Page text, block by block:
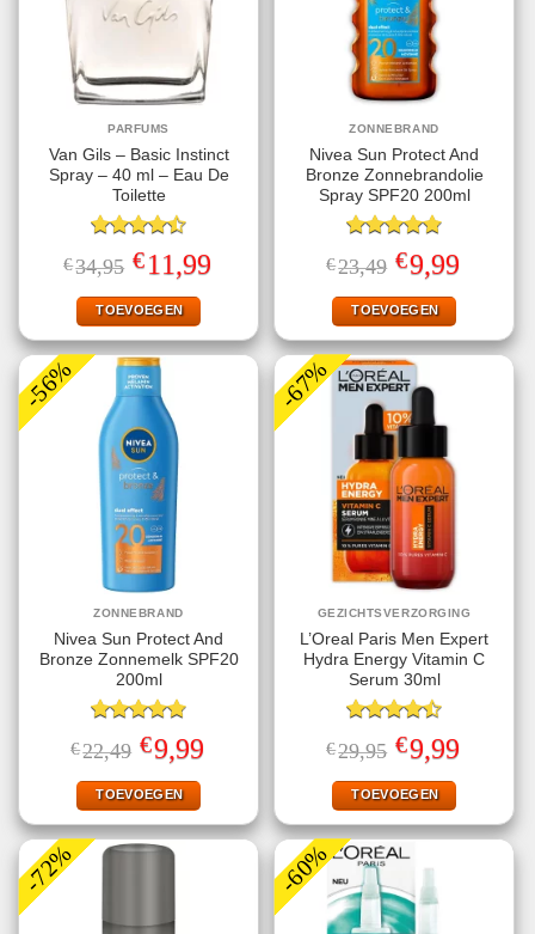
PARFUMS
Van Gils – Basic Instinct
Spray – 40 ml – Eau De
Toilette
Gewaardeerd
4.50uit 5
€34,95 Oorspronkelijke
prijs
was:
€34,95.
€11,99Huidige
prijs
TOEVOEGEN
ZONNEBRAND
Nivea Sun Protect And
Bronze Zonnebrandolie
Spray SPF20 200ml
Gewaardeerd
4.78uit 5
€23,49 Oorspronkelijke
prijs
was:
€23,49.
€9,99Huidige
prijs
TOEVOEGEN
-56%
ZONNEBRAND
Nivea Sun Protect And
Bronze Zonnemelk SPF20
200ml
Gewaardeerd
4.78uit 5
€22,49 Oorspronkelijke
prijs
was:
€22,49.
€9,99Huidige
prijs
TOEVOEGEN
-67%
GEZICHTSVERZORGING
L’Oreal Paris Men Expert
Hydra Energy Vitamin C
Serum 30ml
Gewaardeerd
4.50uit 5
€29,95 Oorspronkelijke
prijs
was:
€29,95.
€9,99Huidige
prijs
TOEVOEGEN
-72% -60%